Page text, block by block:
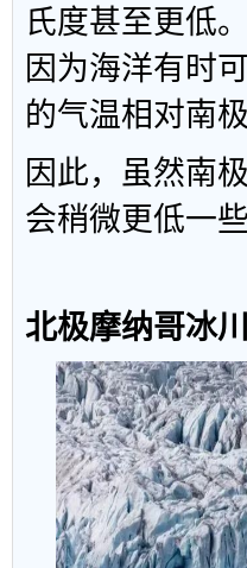
氏度甚至更低
因为海洋有时
的气温相对南
因此，虽然南
会稍微更低一些
北极摩纳哥冰川